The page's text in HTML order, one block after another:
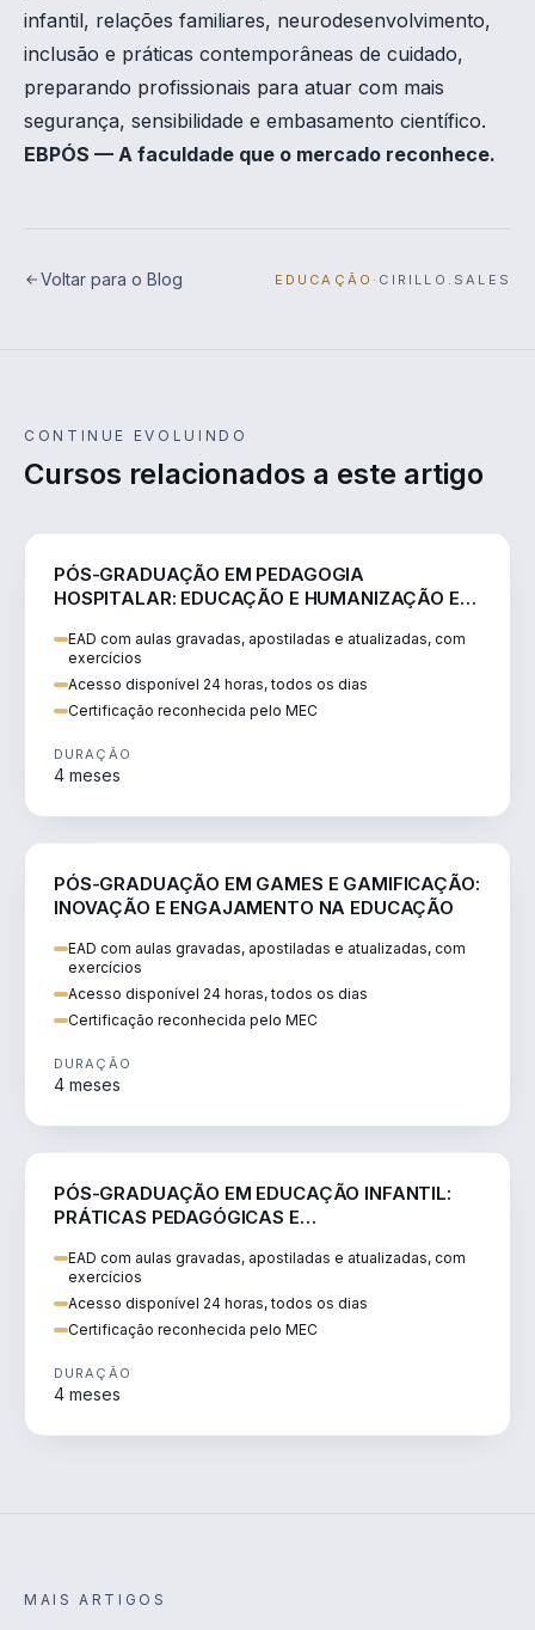
infantil, relações familiares, neurodesenvolvimento,
inclusão e práticas contemporâneas de cuidado,
preparando profissionais para atuar com mais
segurança, sensibilidade e embasamento científico.
EBPÓS — A faculdade que o mercado reconhece.
Voltar para o Blog EDUCAÇÃO · CIRILLO.SALES
CONTINUE EVOLUINDO
Cursos relacionados a este artigo
PÓS-GRADUAÇÃO EM PEDAGOGIA
HOSPITALAR: EDUCAÇÃO E HUMANIZAÇÃO EM
EAD com aulas gravadas, apostiladas e atualizadas, com
exercícios
Acesso disponível 24 horas, todos os dias
Certificação reconhecida pelo MEC
DURAÇÃO
4 meses
PÓS-GRADUAÇÃO EM GAMES E GAMIFICAÇÃO:
INOVAÇÃO E ENGAJAMENTO NA EDUCAÇÃO
EAD com aulas gravadas, apostiladas e atualizadas, com
exercícios
Acesso disponível 24 horas, todos os dias
Certificação reconhecida pelo MEC
DURAÇÃO
4 meses
PÓS-GRADUAÇÃO EM EDUCAÇÃO INFANTIL:
PRÁTICAS PEDAGÓGICAS E
EAD com aulas gravadas, apostiladas e atualizadas, com
exercícios
Acesso disponível 24 horas, todos os dias
Certificação reconhecida pelo MEC
DURAÇÃO
4 meses
MAIS ARTIGOS